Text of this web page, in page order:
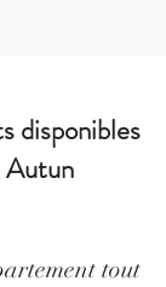
disponibles
Autun
tout